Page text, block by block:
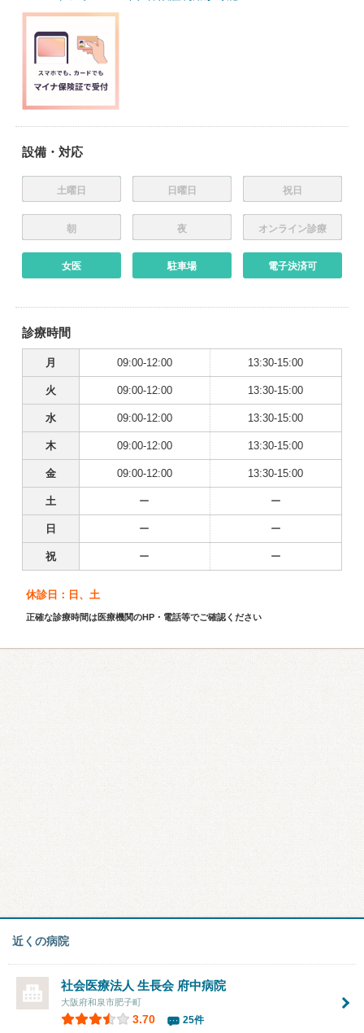
設備・対応
土曜日 日曜日 祝日
朝 夜 オンライン診療
女医 駐車場 電子決済可
診療時間
月 09:00-12:00 13:30-15:00
火 09:00-12:00 13:30-15:00
水 09:00-12:00 13:30-15:00
木 09:00-12:00 13:30-15:00
金 09:00-12:00 13:30-15:00
土 ー ー
日 ー ー
祝 ー ー
休診日：日、土
正確な診療時間は医療機関のHP・電話等でご確認ください
近くの病院
社会医療法人 生長会 府中病院
大阪府和泉市肥子町
3.70 25件